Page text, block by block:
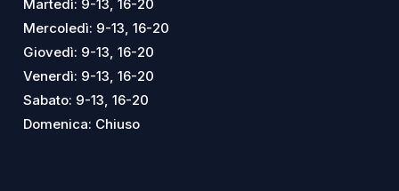
Martedì: 9-13, 16-20
Mercoledì: 9-13, 16-20
Giovedì: 9-13, 16-20
Venerdì: 9-13, 16-20
Sabato: 9-13, 16-20
Domenica: Chiuso